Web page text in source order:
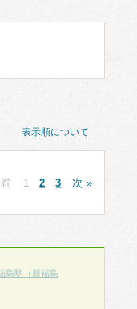
表示順について
1 2 3 次 »
島駅（新福島